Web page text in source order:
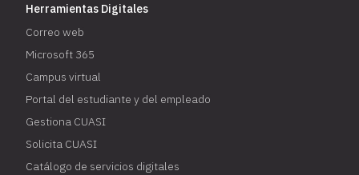
Herramientas Digitales
Correo web
Microsoft 365
Campus virtual
Portal del estudiante y del empleado
Gestiona CUASI
Solicita CUASI
Catálogo de servicios digitales